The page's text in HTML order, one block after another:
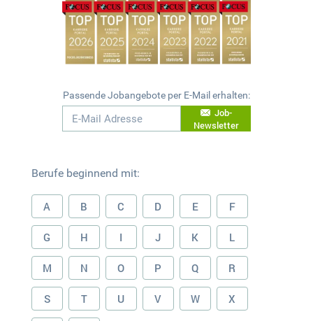
Passende Jobangebote per E-Mail erhalten:
Job-
Newsletter
Berufe beginnend mit:
A B C D E F
G H I J K L
M N O P Q R
S T U V W X